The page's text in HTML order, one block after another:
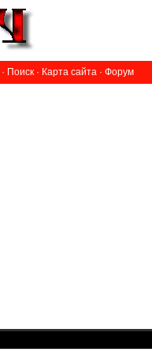
· Поиск · Карта сайта · Форум